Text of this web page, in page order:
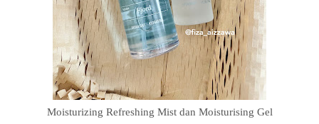
Moisturizing Refreshing Mist dan Moisturising Gel